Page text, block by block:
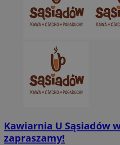
Kawiarnia U Sąsiadów
zapraszamy!